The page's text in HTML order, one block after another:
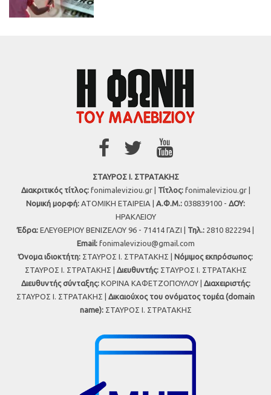
ΣΤΑΥΡΟΣ Ι. ΣΤΡΑΤΑΚΗΣ
Διακριτικός τίτλος:fonimaleviziou.gr | Τίτλος:fonimaleviziou.gr |
Νομική μορφή: ΑΤΟΜΙΚΗ ΕΤΑΙΡΕΙΑ | Α.Φ.Μ.: 038839100 - ΔΟΥ:
ΗΡΑΚΛΕΙΟΥ
Έδρα: ΕΛΕΥΘΕΡΙΟΥ ΒΕΝΙΖΕΛΟΥ 96 - 71414 ΓΑΖΙ | Τηλ.: 2810 822294 |
Εmail: fonimaleviziou@gmail.com
Όνομα ιδιοκτήτη: ΣΤΑΥΡΟΣ Ι. ΣΤΡΑΤΑΚΗΣ | Νόμιμος εκπρόσωπος:
ΣΤΑΥΡΟΣ Ι. ΣΤΡΑΤΑΚΗΣ | Διευθυντής:ΣΤΑΥΡΟΣ Ι. ΣΤΡΑΤΑΚΗΣ
Διευθυντής σύνταξης:ΚΟΡΙΝΑ ΚΑΦΕΤΖΟΠΟΥΛΟΥ | Διαχειριστής:
ΣΤΑΥΡΟΣ Ι. ΣΤΡΑΤΑΚΗΣ | Δικαιούχος του ονόματος τομέα (domain
name):ΣΤΑΥΡΟΣ Ι. ΣΤΡΑΤΑΚΗΣ